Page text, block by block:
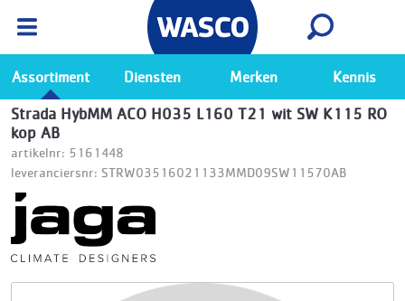
Ga naar de Wasco app
Bekijk
Assortiment Diensten Merken Kennis
Strada HybMM ACO H035 L160 T21 wit SW K115 RO
kop AB
artikelnr: 5161448
leveranciersnr: STRW03516021133MMD09SW11570AB